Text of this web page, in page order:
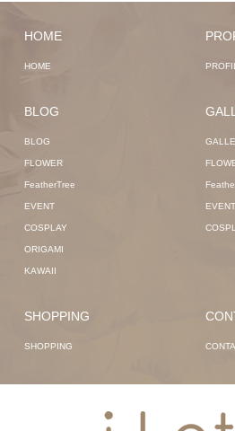
HOME
HOME
BLOG
BLOG
FLOWER
FeatherTree
EVENT
COSPLAY
ORIGAMI
KAWAII
EVENT
SHOPPING
SHOPPING